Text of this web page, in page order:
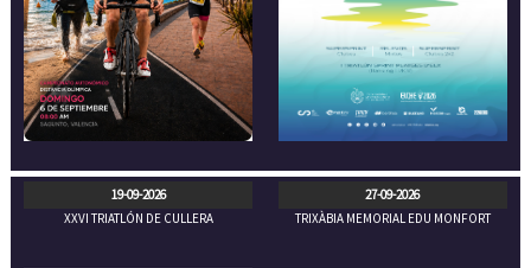
19-09-2026
XXVI TRIATLÓN DE CULLERA
27-09-2026
TRIXÀBIA MEMORIAL EDU MONFORT